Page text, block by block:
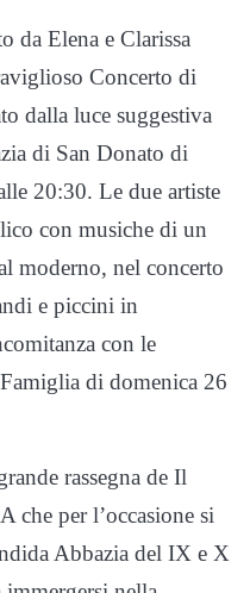
da Elena e Clarissa
Concerto di
dalla luce suggestiva
di San Donato di
20:30. Le due artiste
con musiche di un
moderno, nel concerto
e piccini in
con le
di domenica 26
rassegna de Il
per l’occasione si
Abbazia del IX e X